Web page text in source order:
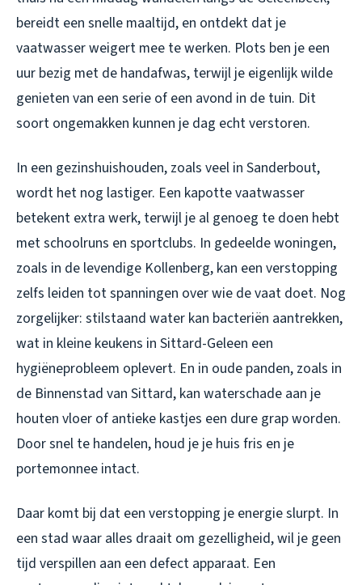
bereidt een snelle maaltijd, en ontdekt dat je
vaatwasser weigert mee te werken. Plots ben je een
uur bezig met de handafwas, terwijl je eigenlijk wilde
genieten van een serie of een avond in de tuin. Dit
soort ongemakken kunnen je dag echt verstoren.
In een gezinshuishouden, zoals veel in Sanderbout,
wordt het nog lastiger. Een kapotte vaatwasser
betekent extra werk, terwijl je al genoeg te doen hebt
met schoolruns en sportclubs. In gedeelde woningen,
zoals in de levendige Kollenberg, kan een verstopping
zelfs leiden tot spanningen over wie de vaat doet. Nog
zorgelijker: stilstaand water kan bacteriën aantrekken,
wat in kleine keukens in Sittard-Geleen een
hygiëneprobleem oplevert. En in oude panden, zoals in
de Binnenstad van Sittard, kan waterschade aan je
houten vloer of antieke kastjes een dure grap worden.
Door snel te handelen, houd je je huis fris en je
portemonnee intact.
Daar komt bij dat een verstopping je energie slurpt. In
een stad waar alles draait om gezelligheid, wil je geen
tijd verspillen aan een defect apparaat. Een